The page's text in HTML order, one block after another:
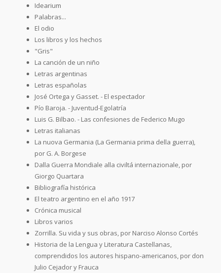
Idearium
Palabras...
El odio
Los libros y los hechos
"Gris"
La canción de un niño
Letras argentinas
Letras españolas
José Ortega y Gasset. - El espectador
Pío Baroja. - Juventud-Egolatría
Luis G. Bilbao. - Las confesiones de Federico Mugo
Letras italianas
La nuova Germania (La Germania prima della guerra),
por G. A. Borgese
Dalla Guerra Mondiale alla civiltá internazionale, por
Giorgo Quartara
Bibliografía histórica
El teatro argentino en el año 1917
Crónica musical
Libros varios
Zorrilla. Su vida y sus obras, por Narciso Alonso Cortés
Historia de la Lengua y Literatura Castellanas,
comprendidos los autores hispano-americanos, por don
Julio Cejador y Frauca